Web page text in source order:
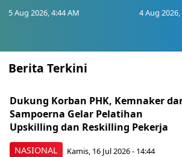
5 Aug 2026, 4:44 AM 4 Aug
Berita Terkini
NASIONAL
Dukung Korban PHK, Kemnaker
Sampoerna Gelar Pelatihan
Upskilling dan Reskilling Pekerja
Kamis, 16 Jul 2026 - 14:44